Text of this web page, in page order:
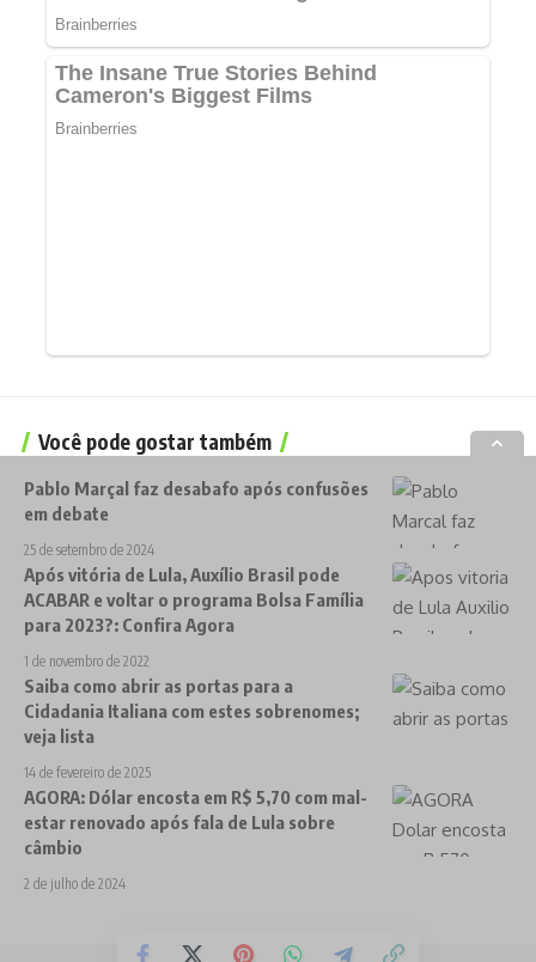
Você pode gostar também
Pablo Marçal faz desabafo após confusões
em debate
25 de setembro de 2024
Após vitória de Lula, Auxílio Brasil pode
ACABAR e voltar o programa Bolsa Família
para 2023?: Confira Agora
1 de novembro de 2022
Saiba como abrir as portas para a
Cidadania Italiana com estes sobrenomes;
veja lista
14 de fevereiro de 2025
AGORA: Dólar encosta em R$ 5,70 com mal-
estar renovado após fala de Lula sobre
câmbio
2 de julho de 2024